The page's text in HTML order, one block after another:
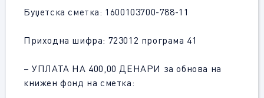
Буџетска сметка: 1600103700-788-11
Приходна шифра: 723012 програма 41
– УПЛАТА НА 400,00 ДЕНАРИ за обнова на
книжен фонд на сметка: